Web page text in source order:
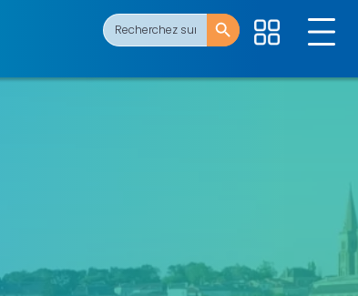
Search
for:
Search Button